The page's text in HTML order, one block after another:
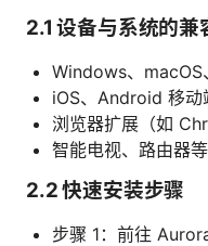
2.1 设备与系统的兼
Windows、
iOS、Android 移动
浏览器扩展（如
智能电视、路由器
2.2 快速安装步骤
步骤 1：前往